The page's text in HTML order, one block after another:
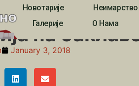
Новотарије Неимарство
Галерије
О Нама
Микија на баклаве
на
January 3, 2018